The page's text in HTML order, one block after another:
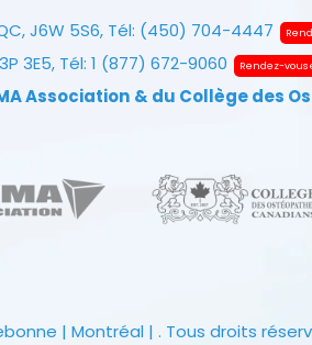
J6W 5S6, Tél: (450) 704-4447
3E5, Tél: 1 (877) 672-9060 Rendez-vous
Association & du Collège des
| Montréal | . Tous droits